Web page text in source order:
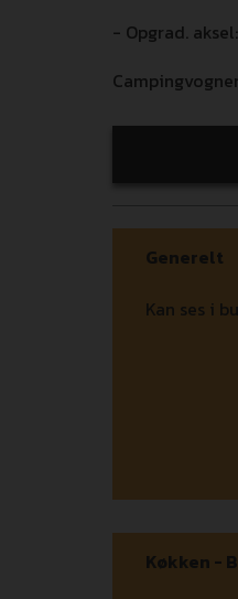
- Opgrad.
Generelt
Kan ses i
Køkken -